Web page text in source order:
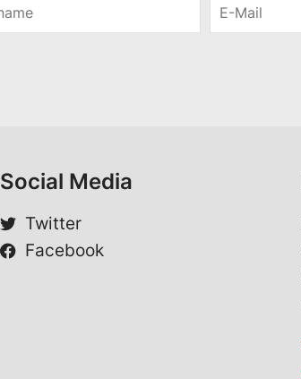
M
Social Media
Twitter
Facebook